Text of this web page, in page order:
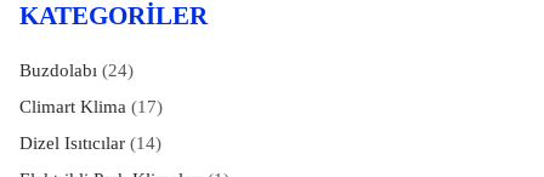
KATEGORILER
Buzdolabı (24)
Climart Klima (17)
Dizel Isıtıcılar(14)